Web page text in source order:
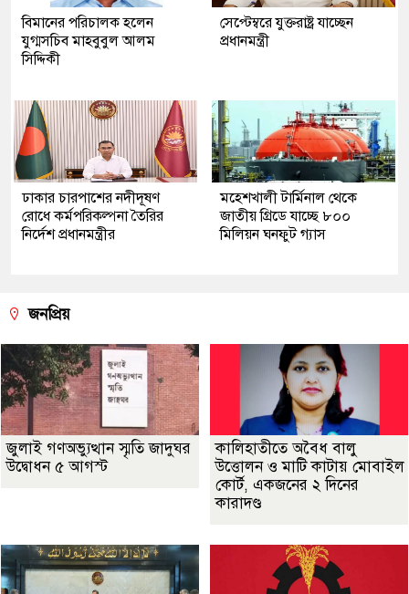
বিমানের পরিচালক হলেন
যুগ্মসচিব মাহবুবুল আলম
সিদ্দিকী
সেপ্টেম্বরে যুক্তরাষ্ট্র যাচ্ছেন
প্রধানমন্ত্রী
ঢাকার চারপাশের নদীদূষণ
রোধে কর্মপরিকল্পনা তৈরির
নির্দেশ প্রধানমন্ত্রীর
মহেশখালী টার্মিনাল থেকে
জাতীয় গ্রিডে যাচ্ছে ৮০০
মিলিয়ন ঘনফুট গ্যাস
জনপ্রিয়
জুলাই গণঅভ্যুত্থান স্মৃতি জাদুঘর
উদ্বোধন ৫ আগস্ট
কালিহাতীতে অবৈধ বালু
উত্তোলন ও মাটি কাটায় মোবাইল
কোর্ট, একজনের ২ দিনের
কারাদণ্ড